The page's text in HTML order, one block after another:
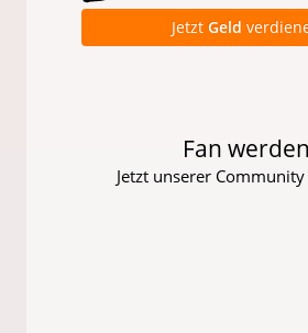
Jetzt Geld
Fan werden
Jetzt unserer